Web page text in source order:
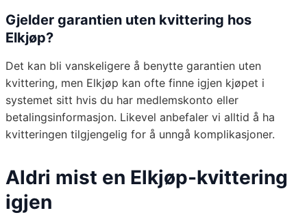
Gjelder garantien uten kvittering hos
Elkjøp?
Det kan bli vanskeligere å benytte garantien uten
kvittering, men Elkjøp kan ofte finne igjen kjøpet i
systemet sitt hvis du har medlemskonto eller
betalingsinformasjon. Likevel anbefaler vi alltid å ha
kvitteringen tilgjengelig for å unngå komplikasjoner.
Aldri mist en Elkjøp-kvittering
igjen